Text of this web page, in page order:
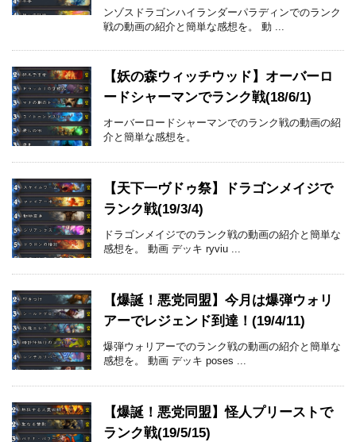
ンゾスドラゴンハイランダーパラディンでのランク
戦の動画の紹介と簡単な感想を。 動 ...
【妖の森ウィッチウッド】オーバーロ
ードシャーマンでランク戦(18/6/1)
オーバーロードシャーマンでのランク戦の動画の紹
介と簡単な感想を。
【天下一ヴドゥ祭】ドラゴンメイジで
ランク戦(19/3/4)
ドラゴンメイジでのランク戦の動画の紹介と簡単な
感想を。 動画 デッキ ryviu ...
【爆誕！悪党同盟】今月は爆弾ウォリ
アーでレジェンド到達！(19/4/11)
爆弾ウォリアーでのランク戦の動画の紹介と簡単な
感想を。 動画 デッキ poses ...
【爆誕！悪党同盟】怪人プリーストで
ランク戦(19/5/15)